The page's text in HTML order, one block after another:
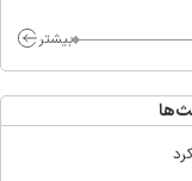
بیشتر